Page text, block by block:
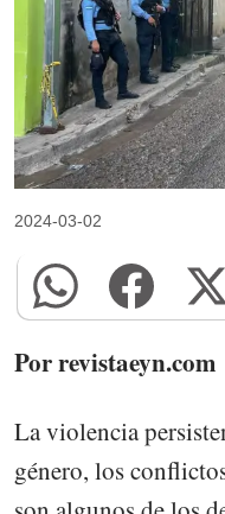
2024-03-02
Por revistaeyn.com
La violencia
género, los